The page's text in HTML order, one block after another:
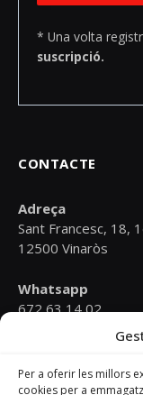
Per a oferir les millors
cookies per a
* Una volta
suscripció.
CONTACTE
Adreça
Sant Francesc, 18,
12500 Vinaròs
Whatsapp
672 63 14 02